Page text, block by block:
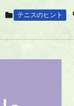
テニスのヒント